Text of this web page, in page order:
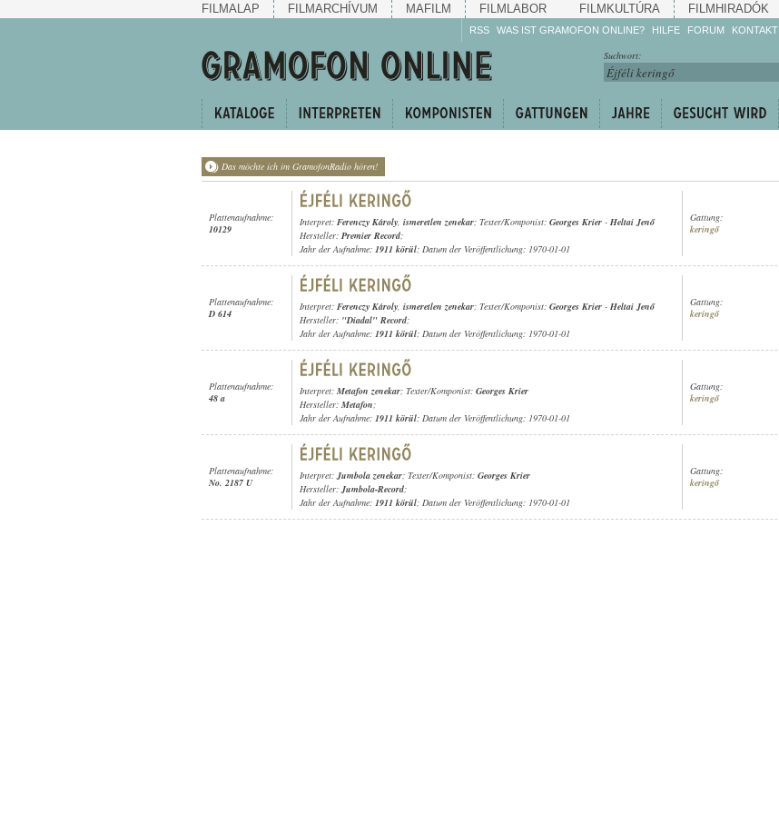
FILMALAP FILMARCHÍVUM MAFILM FILMLABOR FILMKULTÚRA FILMHIRADÓK
RSS WAS IST GRAMOFON ONLINE? HILFE
Machen Sie mit!
Reden Sie mit!
weiter!
FORUM KONTAKT
Suchwort:
Das möchte ich im GramofonRadio hören!
Plattenaufnahme:
10129
Interpret: Ferenczy Károly, ismeretlen zenekar; Texter/Komponist: Georges Krier - Heltai Jenő
Hersteller: Premier Record;
Jahr der Aufnahme: 1911 körül; Datum der Veröffentlichung: 1970-01-01
Gattung:
keringő
Plattenaufnahme:
D 614
Interpret: Ferenczy Károly, ismeretlen zenekar; Texter/Komponist: Georges Krier - Heltai Jenő
Hersteller: "Diadal" Record;
Jahr der Aufnahme: 1911 körül; Datum der Veröffentlichung: 1970-01-01
Gattung:
keringő
Plattenaufnahme:
48 a
Interpret: Metafon zenekar; Texter/Komponist: Georges Krier
Hersteller: Metafon;
Jahr der Aufnahme: 1911 körül; Datum der Veröffentlichung: 1970-01-01
Gattung:
keringő
Plattenaufnahme:
No. 2187 U
Interpret:Jumbola zenekar; Texter/Komponist: Georges Krier
Hersteller:Jumbola-Record;
Jahr der Aufnahme: 1911 körül; Datum der Veröffentlichung: 1970-01-01
Gattung:
keringő